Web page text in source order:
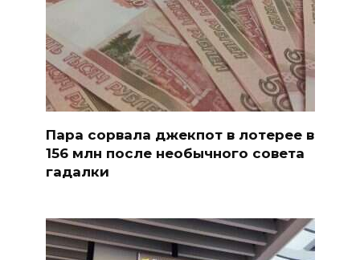
Пара сорвала джекпот в лотерее в
156 млн после необычного совета
гадалки